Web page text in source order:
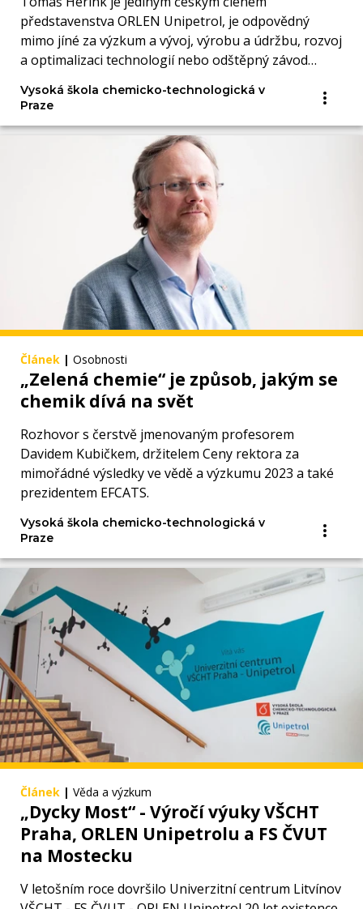
představenstva ORLEN Unipetrol, je odpovědný
mimo jíné za výzkum a vývoj, výrobu a údržbu, rozvoj
a optimalizaci technologií nebo odštěpný závod
Vysoká škola chemicko-technologická v
Praze
Článek | Osobnosti
„Zelená chemie“ je způsob, jakým se
chemik dívá na svět
Rozhovor s čerstvě jmenovaným profesorem
Davidem Kubičkem, držitelem Ceny rektora za
mimořádné výsledky ve vědě a výzkumu 2023 a také
prezidentem EFCATS.
Vysoká škola chemicko-technologická v
Praze
Článek | Věda a výzkum
„Dycky Most“ - Výročí výuky VŠCHT
Praha, ORLEN Unipetrolu a FS ČVUT
na Mostecku
V letošním roce dovršilo Univerzitní centrum Litvínov